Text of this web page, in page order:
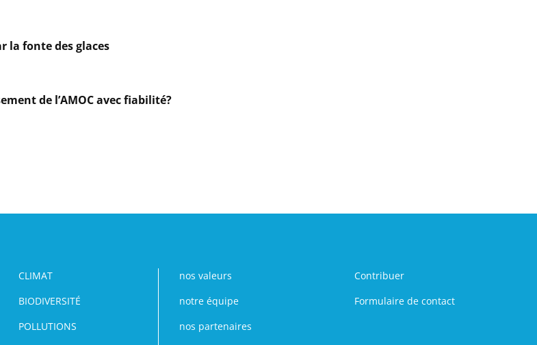
la fonte des glaces
de l’AMOC avec fiabilité?
CLIMAT
BIODIVERSITÉ
POLLUTIONS
nos valeurs
notre équipe
nos partenaires
Contribuer
Formulaire de contact